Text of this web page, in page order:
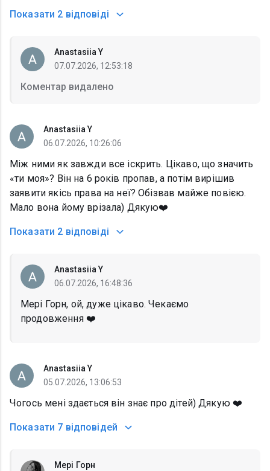
Показати 2 відповіді
Anastasiia Y
07.07.2026, 12:53:18
Коментар видалено
Anastasiia Y
06.07.2026, 10:26:06
Між ними як завжди все іскрить. Цікаво, що значить
«ти моя»? Він на 6 років пропав, а потім вирішив
заявити якісь права на неї? Обізвав майже повією.
Мало вона йому врізала) Дякую❤️
Показати 2 відповіді
Anastasiia Y
06.07.2026, 16:48:36
Мері Горн, ой, дуже цікаво. Чекаємо
продовження ❤️
Anastasiia Y
05.07.2026, 13:06:53
Чогось мені здається він знає про дітей) Дякую ❤️
Показати 7 відповідей
Мері Горн